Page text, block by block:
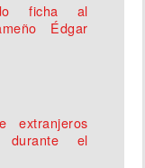
ficha al
Édgar
extranjeros
durante el